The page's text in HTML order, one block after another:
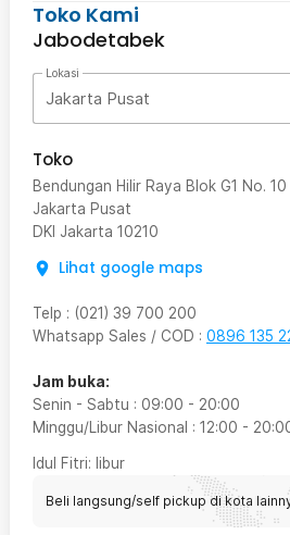
Toko Kami
Jabodetabek
Lokasi
Jakarta Pusat
Toko
Bendungan Hilir Raya Blok G1 No. 10
Jakarta Pusat
DKI Jakarta 10210
Lihat google maps
Telp : (021) 39 700 200
Whatsapp Sales / COD : 0896 135
Jam buka:
Senin - Sabtu : 09:00 - 20:00
Minggu/Libur Nasional : 12:00 -
Idul Fitri: libur
Beli langsung/self pickup di kota